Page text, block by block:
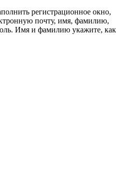
регистрационное окно,
почту, имя, фамилию,
Имя и фамилию укажите, как